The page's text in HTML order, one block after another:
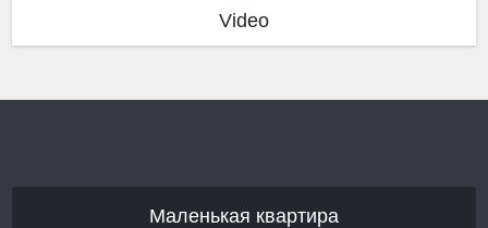
Video
Маленькая квартира